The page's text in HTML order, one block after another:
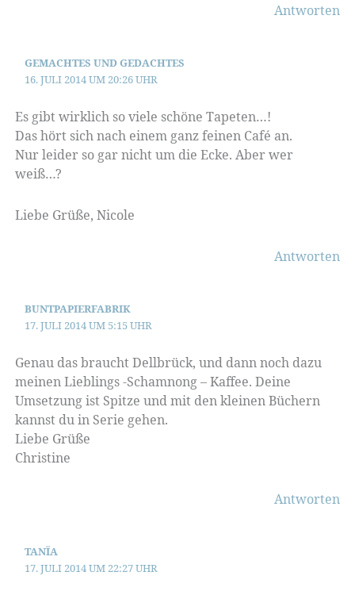
Antworten
GEMACHTES UND GEDACHTES
16. JULI 2014 UM 20:26 UHR
Es gibt wirklich so viele schöne Tapeten…!
Das hört sich nach einem ganz feinen Café an.
Nur leider so gar nicht um die Ecke. Aber wer
weiß…?
Liebe Grüße, Nicole
Antworten
BUNTPAPIERFABRIK
17. JULI 2014 UM 5:15 UHR
Genau das braucht Dellbrück, und dann noch dazu
meinen Lieblings -Schamnong – Kaffee. Deine
Umsetzung ist Spitze und mit den kleinen Büchern
kannst du in Serie gehen.
Liebe Grüße
Christine
Antworten
TANÏA
17. JULI 2014 UM 22:27 UHR